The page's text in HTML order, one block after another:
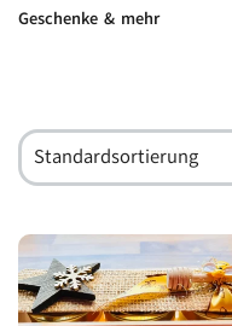
Geschenke & mehr